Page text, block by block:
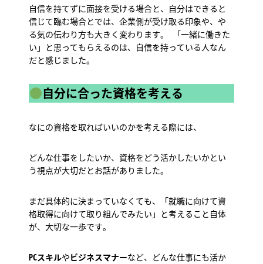
自信を持てずに面接を受ける場合と、自分はできると
信じて臨む場合とでは、企業側が受け取る印象や、や
る気の伝わり方も大きく変わります。 「一緒に働きた
い」と思ってもらえるのは、自信を持っている人なん
だと感じました。
自分に合った資格を考える
なにの資格を取ればいいのかを考える際には、
どんな仕事をしたいか、資格をどう活かしたいかとい
う視点が大切だとお話がありました。
まだ具体的に決まっていなくても、「就職に向けて資
格取得に向けて取り組んでみたい」と考えること自体
が、大切な一歩です。
PCスキルやビジネスマナーなど、どんな仕事にも活か